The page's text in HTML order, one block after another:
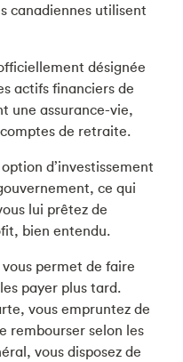
canadiennes utilisent
désignée
actifs financiers de
une assurance-vie,
de retraite.
option d’investissement
ce qui
lui prêtez de
bien entendu.
permet de faire
payer plus tard.
vous empruntez de
rembourser selon les
vous disposez de